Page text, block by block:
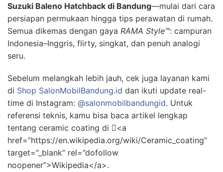
Suzuki Baleno Hatchback di Bandung—mulai dari cara
persiapan permukaan hingga tips perawatan di rumah.
Semua dikemas dengan gaya RAMA Style™: campuran
Indonesia–Inggris, flirty, singkat, dan penuh analogi
seru.
Sebelum melangkah lebih jauh, cek juga layanan kami
di Shop SalonMobilBandung.id dan ikuti update real-
time di Instagram: @salonmobilbandungid. Untuk
referensi teknis, kamu bisa baca artikel lengkap
tentang ceramic coating di <a
href=”https://en.wikipedia.org/wiki/Ceramic_coating”
target=”_blank” rel=”dofollow
noopener”>Wikipedia</a>.